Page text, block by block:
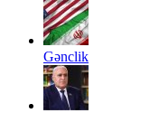
Gənclik